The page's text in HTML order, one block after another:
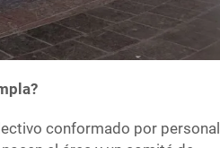
conformado por personal